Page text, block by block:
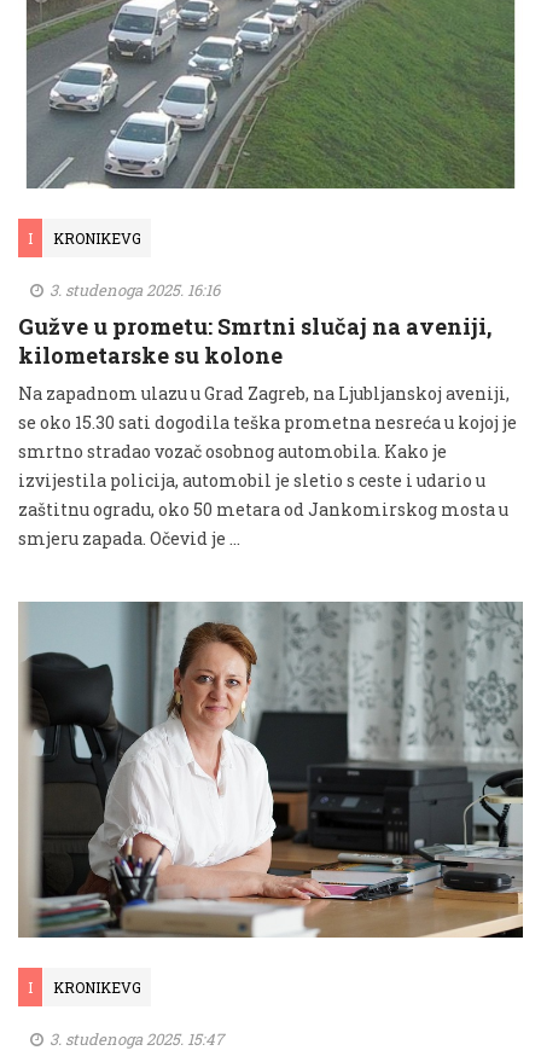
I KRONIKEVG
3. studenoga 2025. 16:16
Gužve u prometu: Smrtni slučaj na aveniji,
kilometarske su kolone
Na zapadnom ulazu u Grad Zagreb, na Ljubljanskoj aveniji,
se oko 15.30 sati dogodila teška prometna nesreća u kojoj je
smrtno stradao vozač osobnog automobila. Kako je
izvijestila policija, automobil je sletio s ceste i udario u
zaštitnu ogradu, oko 50 metara od Jankomirskog mosta u
smjeru zapada. Očevid je …
I KRONIKEVG
3. studenoga 2025. 15:47